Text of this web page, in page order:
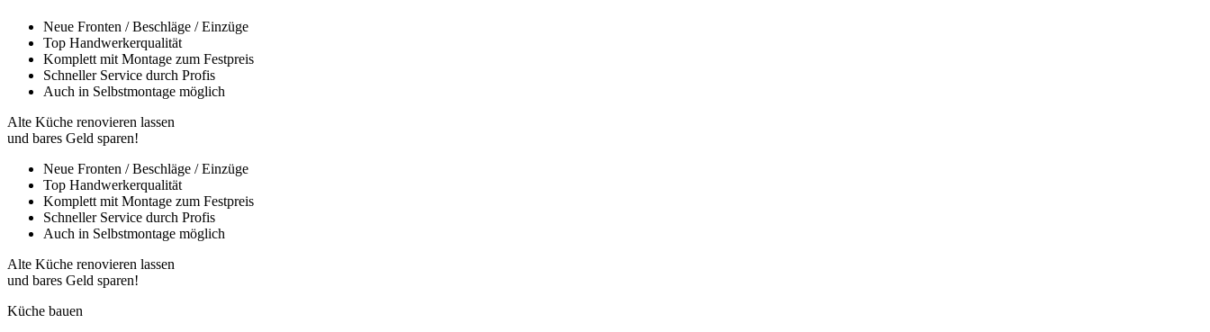
Neue Fronten / Beschläge / Einzüge
Top Handwerkerqualität
Komplett mit Montage zum Festpreis
Schneller Service durch Profis
Auch in Selbstmontage möglich
Alte Küche renovieren lassen
und bares Geld sparen!
Neue Fronten / Beschläge / Einzüge
Top Handwerkerqualität
Komplett mit Montage zum Festpreis
Schneller Service durch Profis
Auch in Selbstmontage möglich
Alte Küche renovieren lassen
und bares Geld sparen!
Küche bauen